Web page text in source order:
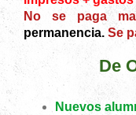
No se paga
permanencia. Se
De
Nuevos